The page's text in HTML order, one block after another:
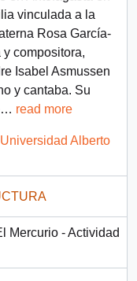
vinculada a la
Rosa García-
compositora,
Isabel Asmussen
y cantaba. Su
… read more
Alberto
Mercurio - Actividad